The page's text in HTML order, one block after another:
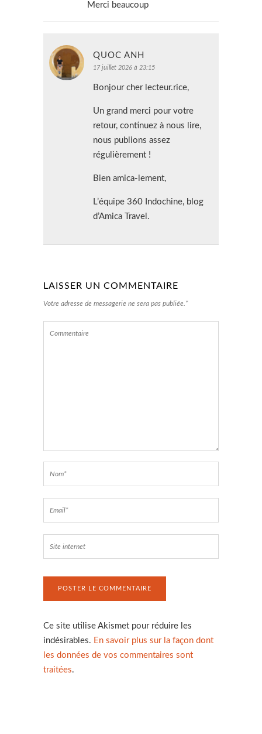
Merci beaucoup
QUOC ANH
17 juillet 2026 à 23:15
Bonjour cher lecteur.rice,
Un grand merci pour votre
retour, continuez à nous lire,
nous publions assez
régulièrement !
Bien amica-lement,
L’équipe 360 Indochine, blog
d’Amica Travel.
LAISSER UN COMMENTAIRE
Votre adresse de messagerie ne sera pas publiée.*
Ce site utilise Akismet pour réduire les
indésirables. En savoir plus sur la façon dont
les données de vos commentaires sont
traitées.